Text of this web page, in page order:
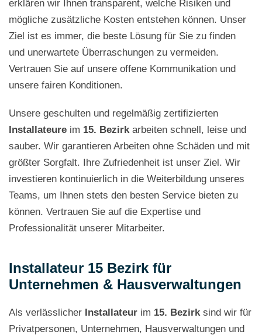
erklären wir Ihnen transparent, welche Risiken und
mögliche zusätzliche Kosten entstehen können. Unser
Ziel ist es immer, die beste Lösung für Sie zu finden
und unerwartete Überraschungen zu vermeiden.
Vertrauen Sie auf unsere offene Kommunikation und
unsere fairen Konditionen.
Unsere geschulten und regelmäßig zertifizierten
Installateure im 15. Bezirkarbeiten schnell, leise und
sauber. Wir garantieren Arbeiten ohne Schäden und mit
größter Sorgfalt. Ihre Zufriedenheit ist unser Ziel. Wir
investieren kontinuierlich in die Weiterbildung unseres
Teams, um Ihnen stets den besten Service bieten zu
können. Vertrauen Sie auf die Expertise und
Professionalität unserer Mitarbeiter.
Installateur 15 Bezirk für
Unternehmen & Hausverwaltungen
Als verlässlicher Installateur im 15. Bezirksind wir für
Privatpersonen, Unternehmen, Hausverwaltungen und